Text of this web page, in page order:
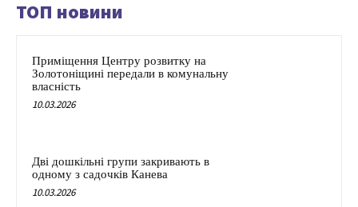
ТОП новини
Приміщення Центру розвитку на
Золотоніщині передали в комунальну
власність
10.03.2026
Дві дошкільні групи закривають в
одному з садочків Канева
10.03.2026